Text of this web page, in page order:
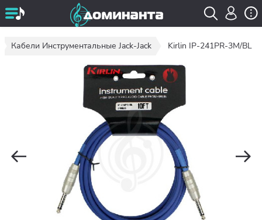
Кабели Инструментальные Jack-Jack Kirlin IP-241PR-3M/BL